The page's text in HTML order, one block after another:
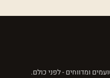
ומדווחים - לפני כולם.